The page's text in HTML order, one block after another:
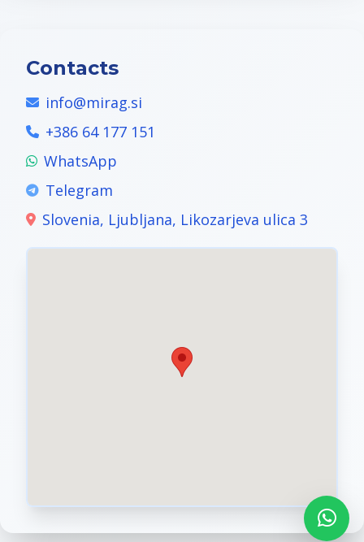
Contacts
info@mirag.si
+386 64 177 151
WhatsApp
Telegram
Slovenia, Ljubljana, Likozarjeva ulica 3